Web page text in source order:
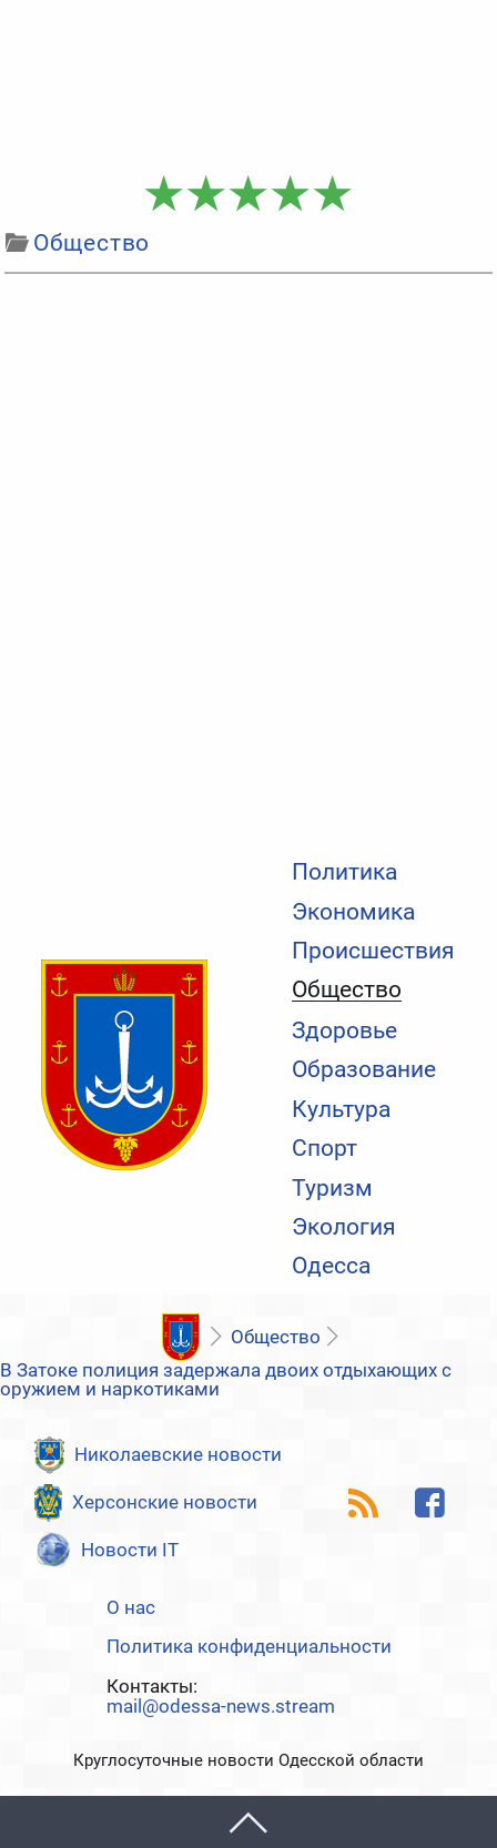
Политика
Экономика
Происшествия
Общество
Здоровье
Образование
Культура
Спорт
Туризм
Экология
Одесса
Общество
Общество
В Затоке полиция задержала двоих отдыхающих с
оружием и наркотиками
Николаевские новости
Херсонские новости
Новости IT
О нас
Политика конфиденциальности
Контакты:
mail@odessa-news.stream
Круглосуточные новости Одесской области